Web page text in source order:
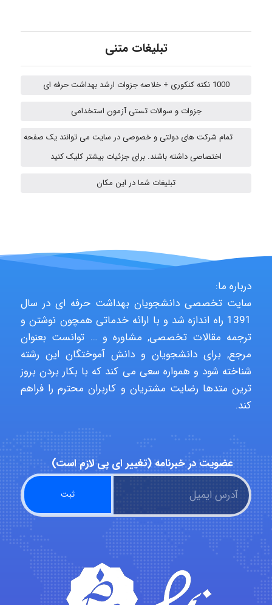
HaddadiMahsa
Niloofar
Hasan haghparast
shbnm72
Minoo1375
ZAK
vali
fahimeh sheibani
تبلیغات متنی
1000 نکته کنکوری + خلاصه جزوات ارشد بهداشت حرفه ای
جزوات و سوالات تستی آزمون استخدامی
تمام شرکت های دولتی و خصوصی در سایت می توانند یک صفحه
اختصاصی داشته باشند. برای جزئیات بیشتر کلیک کنید
تبلیغات شما در این مکان
درباره ما:
سایت تخصصی دانشجویان بهداشت حرفه ای در سال
1391 راه اندازه شد و با ارائه خدماتی همچون نوشتن و
ترجمه مقالات تخصصی, مشاوره و … توانست بعنوان
مرجع, برای دانشجویان و دانش آموختگان این رشته
شناخته شود و همواره سعی می کند که با بکار بردن بروز
ترین متدها رضایت مشتریان و کاربران محترم را فراهم
کند.
عضویت در خبرنامه (تغییر ای پی لازم است)